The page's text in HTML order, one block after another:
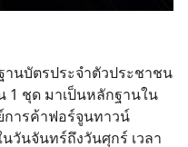
นบัตรประจำตัวประชาชน
1 ชุด มาเป็นหลักฐานใน
การค้าฟอร์จูนทาวน์
วันจันทร์ถึงวันศุกร์ เวลา